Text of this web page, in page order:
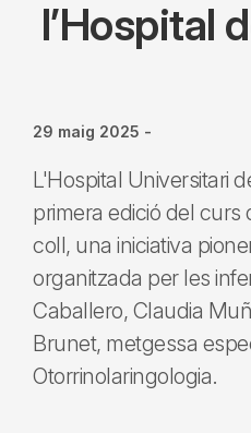
l’Hospital
29 maig 2025 -
L'Hospital Universitari
primera edició del curs
coll, una iniciativa
organitzada per les
Caballero, Claudia
Brunet, metgessa
Otorrinolaringologia.